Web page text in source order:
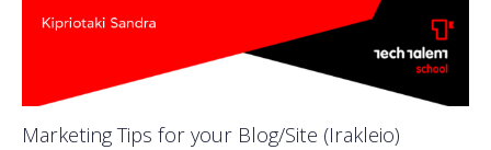
Marketing Tips for your Blog/Site (Irakleio)